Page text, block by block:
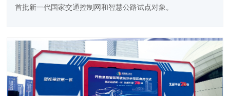
首批新一代国家交通控制网和智慧公路试点对象。